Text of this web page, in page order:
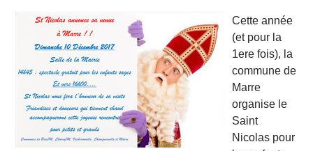
Cette année
(et pour la
1ere fois), la
commune de
Marre
organise le
Saint
Nicolas pour